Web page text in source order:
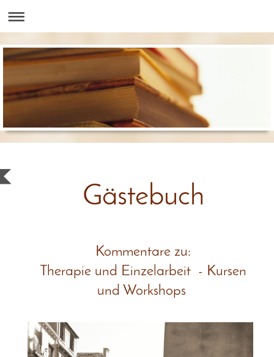
Gästebuch
Kommentare zu:
Therapie und Einzelarbeit - Kursen
und Workshops